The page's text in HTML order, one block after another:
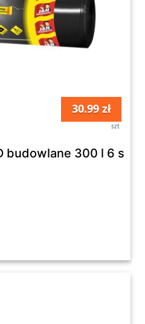
30.99 zł
szt
budowlane 300 l 6